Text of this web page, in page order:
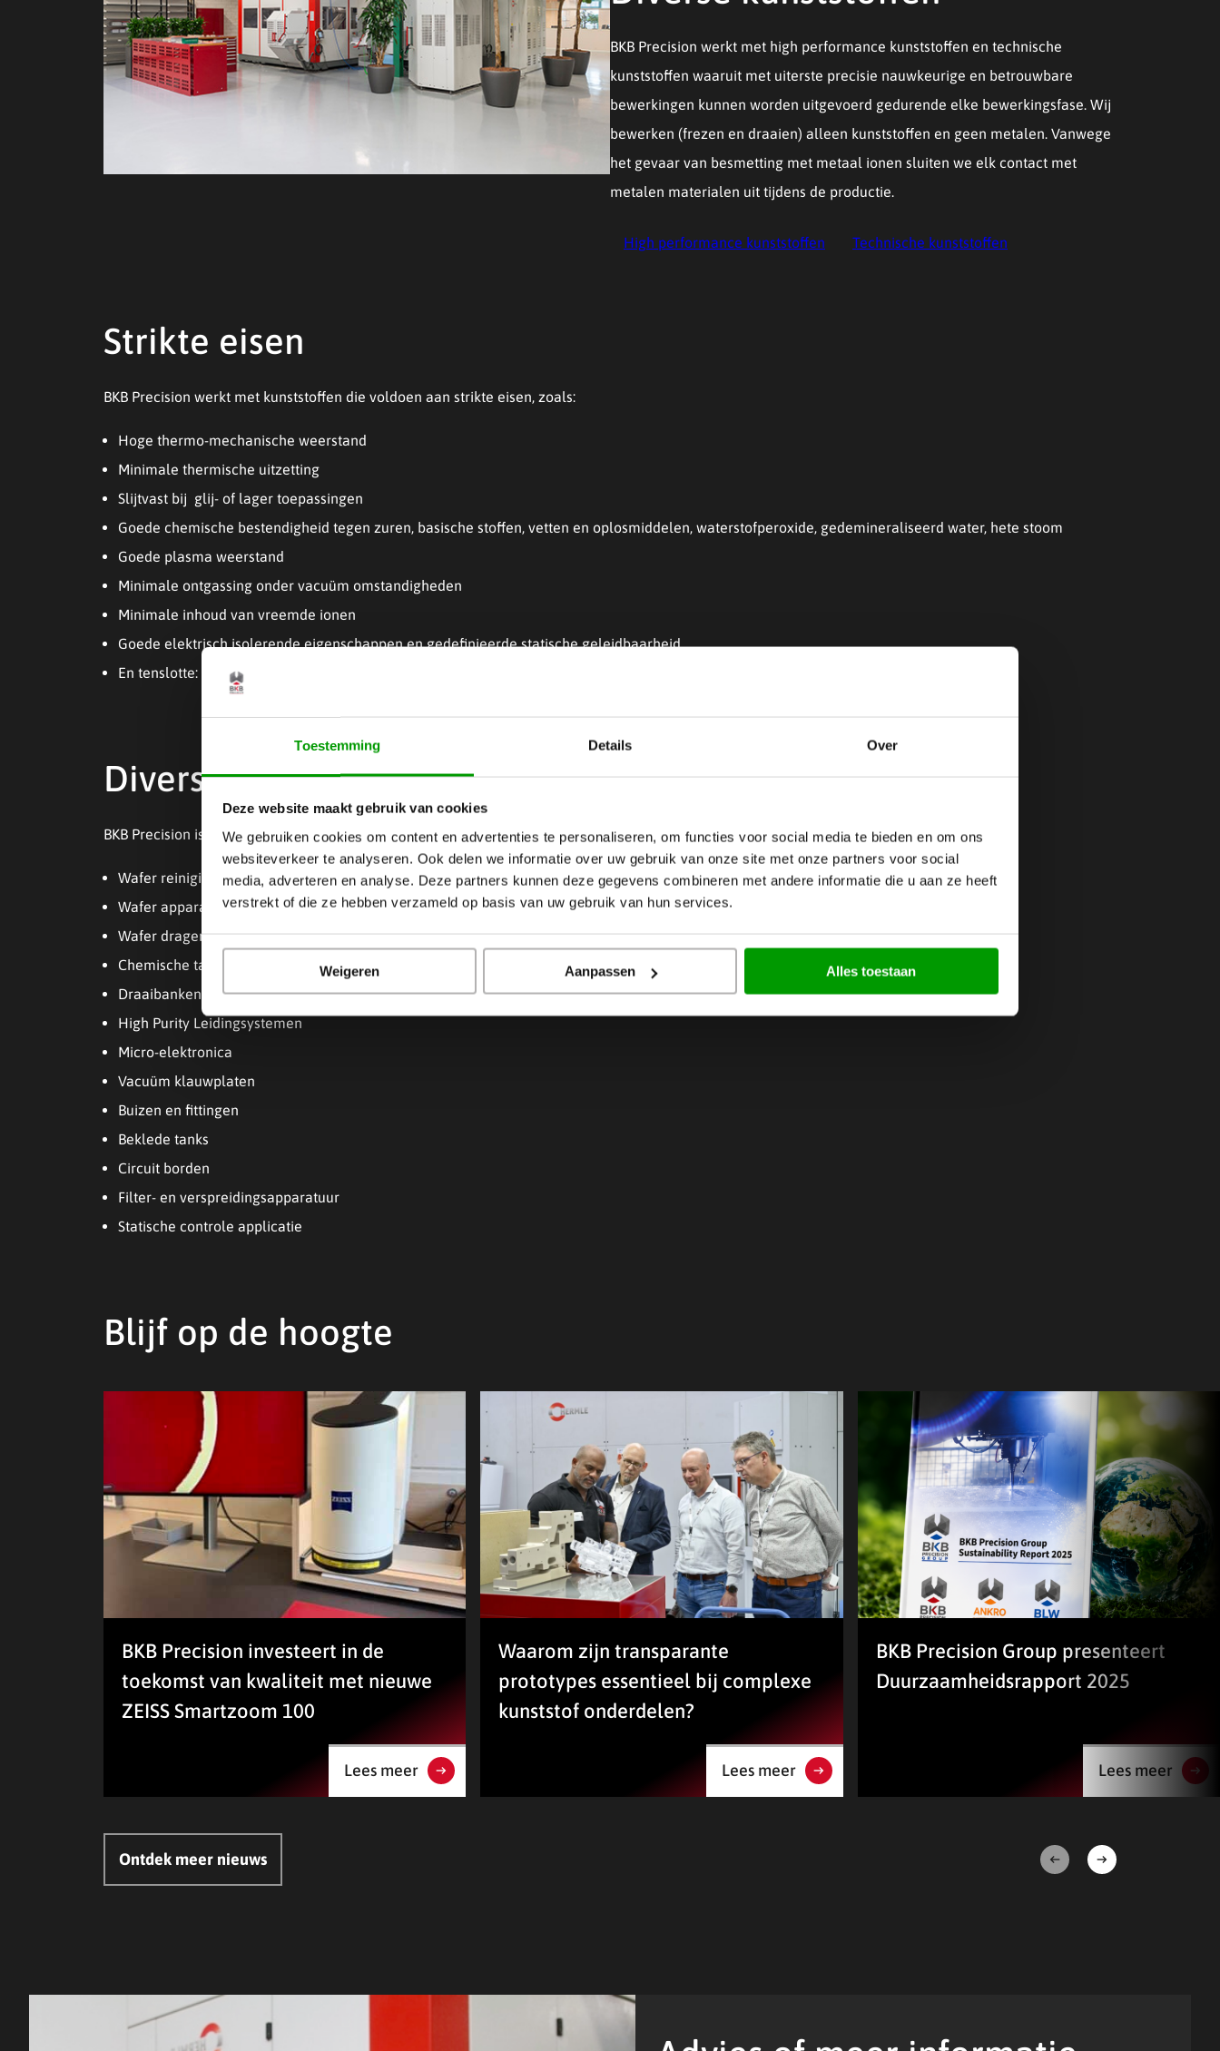
Toestemming Details Over
Deze website maakt gebruik van cookies
We gebruiken cookies om content en advertenties te personaliseren, om functies voor social media te bieden en om ons
websiteverkeer te analyseren. Ook delen we informatie over uw gebruik van onze site met onze partners voor social
media, adverteren en analyse. Deze partners kunnen deze gegevens combineren met andere informatie die u aan ze heeft
verstrekt of die ze hebben verzameld op basis van uw gebruik van hun services.
Weigeren Aanpassen Alles toestaan
BKB Precision werkt met high performance kunststoffen en technische
kunststoffen waaruit met uiterste precisie nauwkeurige en betrouwbare
bewerkingen kunnen worden uitgevoerd gedurende elke bewerkingsfase. Wij
bewerken (frezen en draaien) alleen kunststoffen en geen metalen. Vanwege
het gevaar van besmetting met metaal ionen sluiten we elk contact met
metalen materialen uit tijdens de productie.
High performance kunststoffen Technische kunststoffen
Strikte eisen
BKB Precision werkt met kunststoffen die voldoen aan strikte eisen, zoals:
Hoge thermo-mechanische weerstand
Minimale thermische uitzetting
Slijtvast bij glij- of lager toepassingen
Goede chemische bestendigheid tegen zuren, basische stoffen, vetten en oplosmiddelen, waterstofperoxide, gedemineraliseerd water, hete stoom
Goede plasma weerstand
Minimale ontgassing onder vacuüm omstandigheden
Minimale inhoud van vreemde ionen
Goede elektrisch isolerende eigenschappen en gedefinieerde statische geleidbaarheid
En tenslotte: de kunststoffen moeten voldoen aan strenge en hoogwaardige ‘cleanroom’ productienormen.
Diverse toepassingen
BKB Precision is ervaren in het machinaal vervaardigen van onderdelen voor Semicon producten / toepassingen zoals bijvoorbeeld in:
Wafer reinigingsapparatuur
Wafer apparatuur voor het etsen
Wafer dragers
Chemische tanks
Draaibanken
High Purity Leidingsystemen
Micro-elektronica
Vacuüm klauwplaten
Buizen en fittingen
Beklede tanks
Circuit borden
Filter- en verspreidingsapparatuur
Statische controle applicatie
Blijf op de hoogte
BKB Precision investeert in de
toekomst van kwaliteit met nieuwe
ZEISS Smartzoom 100
Lees meer
Waarom zijn transparante
prototypes essentieel bij complexe
kunststof onderdelen?
Lees meer
BKB Precision Group presenteert
Duurzaamheidsrapport 2025
Lees meer
Ontdek meer nieuws VolgendeVorige